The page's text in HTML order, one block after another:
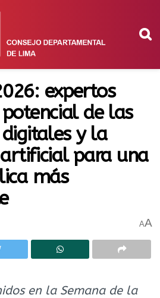
expertos
de las
y la
para una
más
AA
en la Semana de la